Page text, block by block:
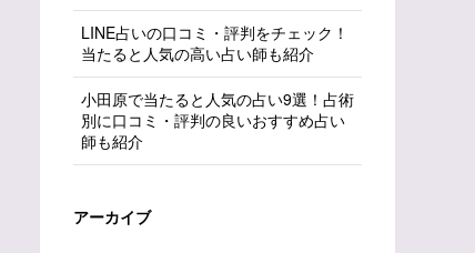
LINE占いの口コミ・評判をチェック！
当たると人気の高い占い師も紹介
小田原で当たると人気の占い9選！占術
別に口コミ・評判の良いおすすめ占い
師も紹介
アーカイブ